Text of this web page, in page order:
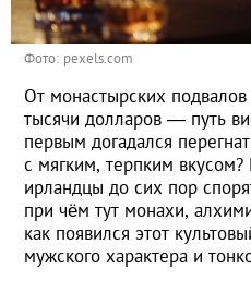
Фото: pexels.com
От монастырских
тысячи долларов — путь
первым догадался
с мягким, терпким
ирландцы до сих пор
при чём тут монахи,
как появился этот
мужского характера и